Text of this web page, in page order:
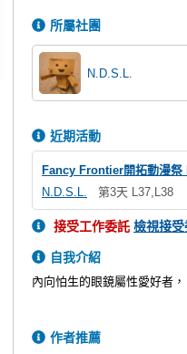
所屬社團
N.D.S.L.
近期活動
Fancy Frontier開拓動漫祭
N.D.S.L.
第3天 L37,L38
接受工作委託 檢視接
自我介紹
內向怕生的眼鏡屬性愛好者
作者推薦